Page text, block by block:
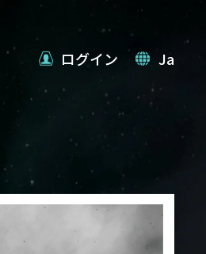
ログイン Ja